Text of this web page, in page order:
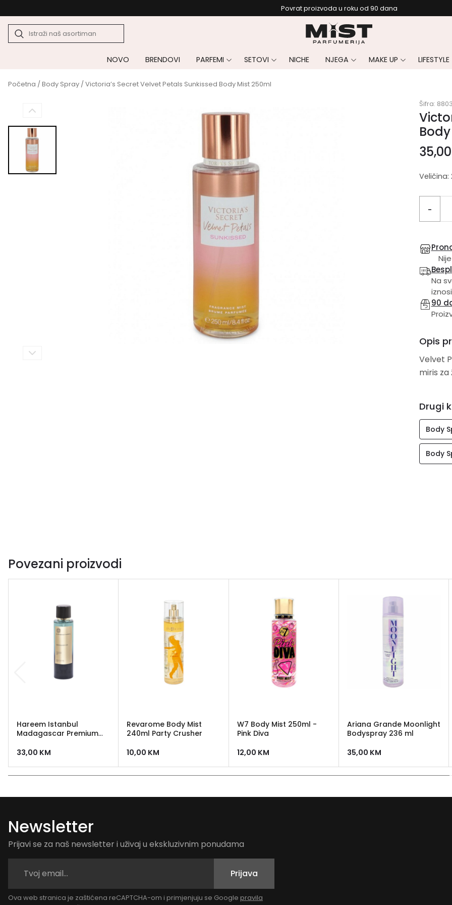
Povrat proizvoda u roku od 90 dana
NOVO BRENDOVI PARFEMI SETOVI NICHE NJEGA MAKE UP LIFESTYLE
Početna /Body Spray / Victoria’s Secret Velvet Petals Sunkissed Body Mist 250ml
Šifra:
Veličina:
-
Na
iznosi
90
Opis
Velvet
miris za
Drugi
Body
Body
Povezani proizvodi
Hareem Istanbul
Madagascar Premium
33,00 KM
Revarome Body Mist
240ml Party Crusher
10,00 KM
W7 Body Mist 250ml -
Pink Diva
12,00 KM
Ariana Grande Moonlight
Bodyspray 236 ml
35,00 KM
Newsletter
Prijavi se za naš newsletter i uživaj u ekskluzivnim ponudama
Prijava
Ova web stranica je zaštićena reCAPTCHA-om i primjenjuju se Google pravila